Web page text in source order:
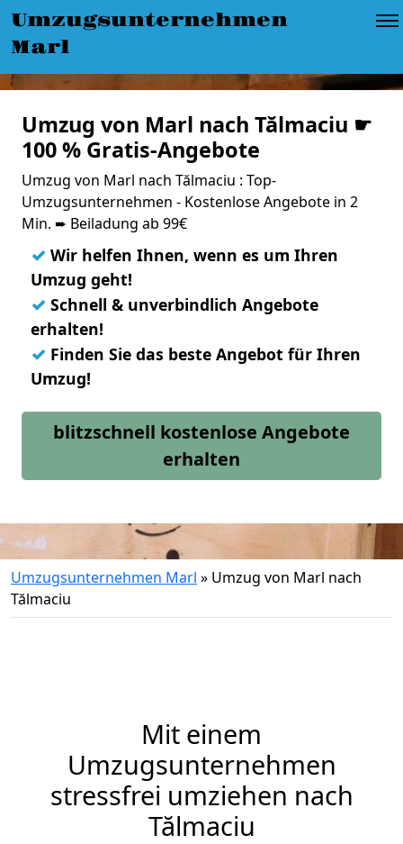
Umzugsunternehmen
Marl
Umzug von Marl nach Tălmaciu ☛
100 % Gratis-Angebote
Umzug von Marl nach Tălmaciu : Top-
Umzugsunternehmen - Kostenlose Angebote in 2
Min. ➨ Beiladung ab 99€
✓ Wir helfen Ihnen, wenn es um Ihren
Umzug geht!
✓ Schnell & unverbindlich Angebote
erhalten!
✓ Finden Sie das beste Angebot für Ihren
Umzug!
blitzschnell kostenlose Angebote
erhalten
Umzugsunternehmen Marl » Umzug von Marl nach
Tălmaciu
Mit einem
Umzugsunternehmen
stressfrei umziehen nach
Tălmaciu